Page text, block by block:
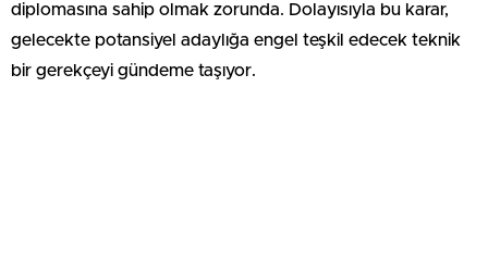
diplomasına sahip olmak zorunda. Dolayısıyla bu karar,
gelecekte potansiyel adaylığa engel teşkil edecek teknik
bir gerekçeyi gündeme taşıyor.